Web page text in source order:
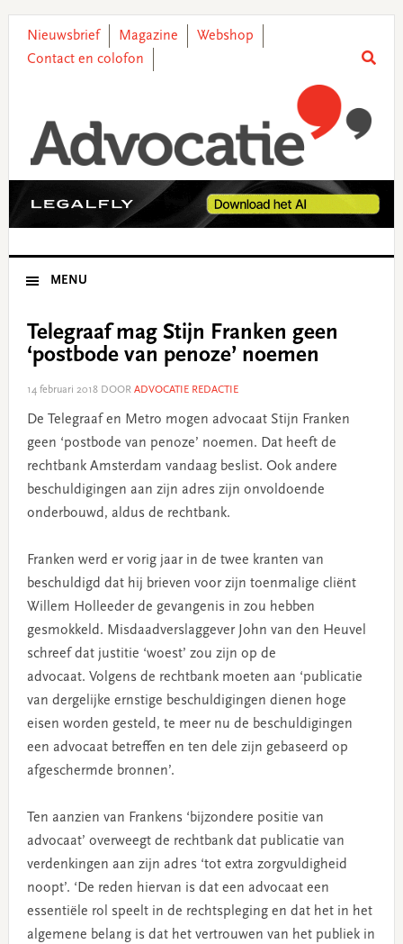
primary
main
primary
footer
Nieuwsbrief Magazine
Webshop
Contact en colofon
MENU
Telegraaf mag Stijn Franken geen
‘postbode van penoze’ noemen
14 februari 2018DOOR ADVOCATIE REDACTIE
De Telegraaf en Metro mogen advocaat Stijn Franken
geen ‘postbode van penoze’ noemen. Dat heeft de
rechtbank Amsterdam vandaag beslist. Ook andere
beschuldigingen aan zijn adres zijn onvoldoende
onderbouwd, aldus de rechtbank.
Franken werd er vorig jaar in de twee kranten van
beschuldigd dat hij brieven voor zijn toenmalige cliënt
Willem Holleeder de gevangenis in zou hebben
gesmokkeld. Misdaadverslaggever John van den Heuvel
schreef dat justitie ‘woest’ zou zijn op de
advocaat. Volgens de rechtbank moeten aan ‘publicatie
van dergelijke ernstige beschuldigingen dienen hoge
eisen worden gesteld, te meer nu de beschuldigingen
een advocaat betreffen en ten dele zijn gebaseerd op
afgeschermde bronnen’.
Ten aanzien van Frankens ‘bijzondere positie van
advocaat’ overweegt de rechtbank dat publicatie van
verdenkingen aan zijn adres ‘tot extra zorgvuldigheid
noopt’. ‘De reden hiervan is dat een advocaat een
essentiële rol speelt in de rechtspleging en dat het in het
algemene belang is dat het vertrouwen van het publiek in